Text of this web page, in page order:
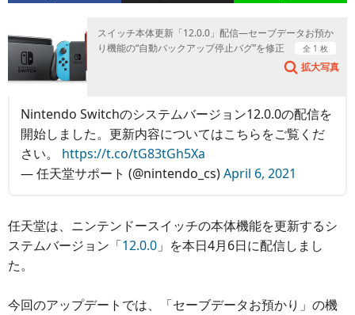
スイッチ本体更新「12.0.0」配信―セーブデータお預か
り機能の“自動バックアップ停止バグ”を修正
全 1 枚
拡大写真
Nintendo Switchのシステムバージョン12.0.0の配信を
開始しました。更新内容についてはこちらをご覧くだ
さい。 https://t.co/tG83tGh5Xa
— 任天堂サポート (@nintendo_cs)April 6, 2021
任天堂は、ニンテンドースイッチの本体機能を更新するシ
ステムバージョン「12.0.0 」を本日4月6日に配信しまし
た。
今回のアップデートでは、「セーブデータお預かり」の機